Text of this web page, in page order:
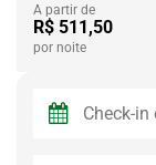
A partir de
R$ 511,50
por noite